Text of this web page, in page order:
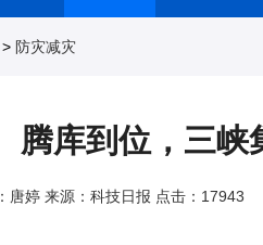
> 防灾减灾
腾库到位，三峡
唐婷 来源：科技日报 点击：17943